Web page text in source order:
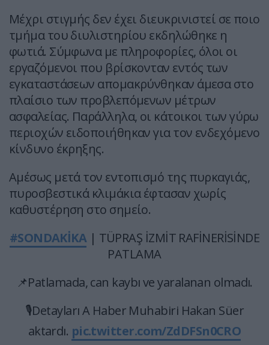
Μέχρι στιγμής δεν έχει διευκρινιστεί σε ποιο
τμήμα του διυλιστηρίου εκδηλώθηκε η
φωτιά. Σύμφωνα με πληροφορίες, όλοι οι
εργαζόμενοι που βρίσκονταν εντός των
εγκαταστάσεων απομακρύνθηκαν άμεσα στο
πλαίσιο των προβλεπόμενων μέτρων
ασφαλείας. Παράλληλα, οι κάτοικοι των γύρω
περιοχών ειδοποιήθηκαν για τον ενδεχόμενο
κίνδυνο έκρηξης.
Αμέσως μετά τον εντοπισμό της πυρκαγιάς,
πυροσβεστικά κλιμάκια έφτασαν χωρίς
καθυστέρηση στο σημείο.
#SONDAKİKA| TÜPRAŞ İZMİT RAFİNERİSİNDE
PATLAMA
📌Patlamada, can kaybı ve yaralanan olmadı.
🎙️Detayları A Haber Muhabiri Hakan Süer
aktardı. pic.twitter.com/ZdDFSn0CRO